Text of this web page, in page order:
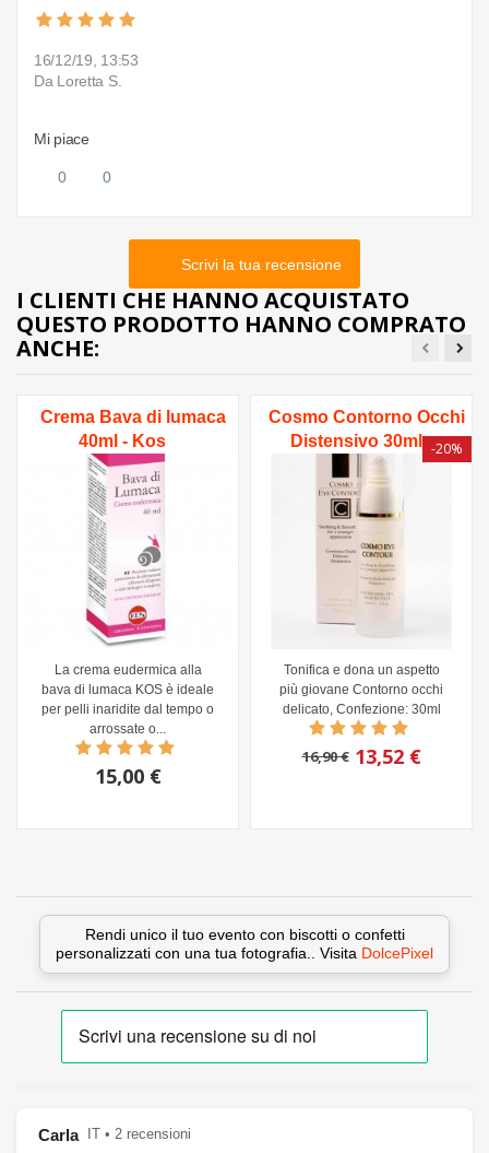
16/12/19, 13:53
Da Loretta S.
Mi piace
0 0
Scrivi la tua recensione
I CLIENTI CHE HANNO ACQUISTATO
QUESTO PRODOTTO HANNO COMPRATO
ANCHE:
Crema Bava di lumaca
40ml - Kos
La crema eudermica alla
bava di lumaca KOS è ideale
per pelli inaridite dal tempo o
arrossate o...
15,00 €
Cosmo Contorno Occhi
Distensivo 30ml
Tonifica e dona un aspetto
più giovane Contorno occhi
delicato, Confezione: 30ml
16,90 €
-20%
13,52 €
Rendi unico il tuo evento con biscotti o confetti
personalizzati con una tua fotografia.. Visita DolcePixel
Carla
IT • 2 recensioni